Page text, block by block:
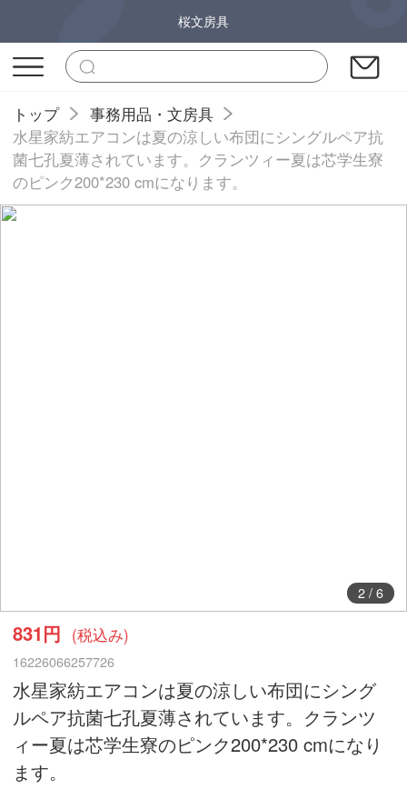
桜文房具
トップ
事務用品・文房具
水星家紡エアコンは夏の涼しい布団にシングルペア抗
菌七孔夏薄されています。クランツィー夏は芯学生寮
のピンク200*230 cmになります。
2/ 6
831円 (税込み)
16226066257726
水星家紡エアコンは夏の涼しい布団にシング
ルペア抗菌七孔夏薄されています。クランツ
ィー夏は芯学生寮のピンク200*230 cmになり
ます。